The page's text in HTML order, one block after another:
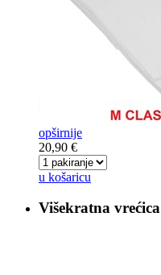
opširnije
20,90 €
u košaricu
Višekratna vrećica